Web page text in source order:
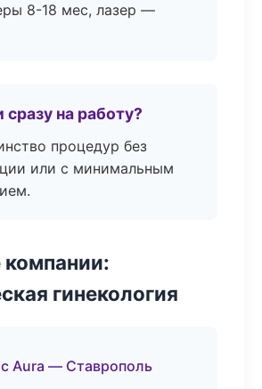
8-18 мес, лазер —
на работу?
процедур без
или с минимальным
гинекология
Aura — Ставрополь